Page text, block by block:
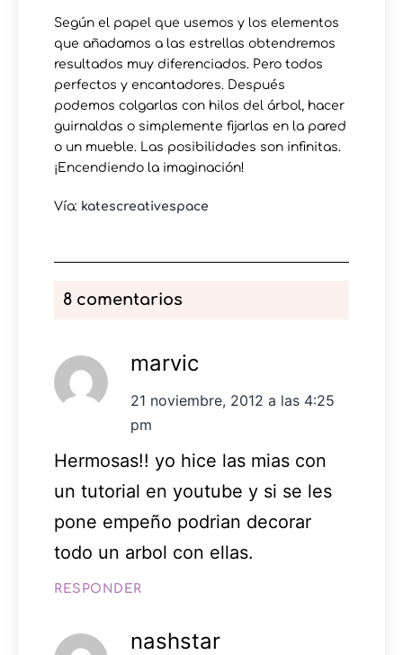
Según el papel que usemos y los elementos
que añadamos a las estrellas obtendremos
resultados muy diferenciados. Pero todos
perfectos y encantadores. Después
podemos colgarlas con hilos del árbol, hacer
guirnaldas o simplemente fijarlas en la pared
o un mueble. Las posibilidades son infinitas.
¡Encendiendo la imaginación!
Vía: katescreativespace
8 comentarios
marvic
21 noviembre, 2012 a las 4:25
pm
Hermosas!! yo hice las mias con
un tutorial en youtube y si se les
pone empeño podrian decorar
todo un arbol con ellas.
RESPONDER
nashstar